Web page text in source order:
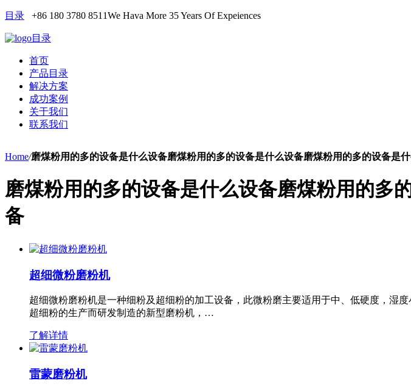
目录 +86 180 3780 8511We Hava More 35 Years Of Expeiences
目录
首页
产品目录
解决方案
成功案例
关于我们
联系我们
Home/磨煤粉用的多的设备是什么设备磨煤粉用的多的设备是什么设备磨煤粉用的多的设备是
磨煤粉用的多的设备是什么设备磨煤粉用的多
备
超细微粉磨粉机
超细微粉磨粉机是一种细粉及超细粉的加工设备，此微粉磨主要适用于中、低硬度，湿
超细粉的生产而研发制造的新型磨粉机，…
了解详情
雷蒙磨粉机